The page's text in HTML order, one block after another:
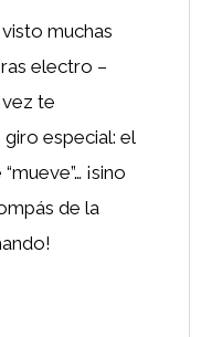
muchas
electro –
te
especial: el
¡sino
de la